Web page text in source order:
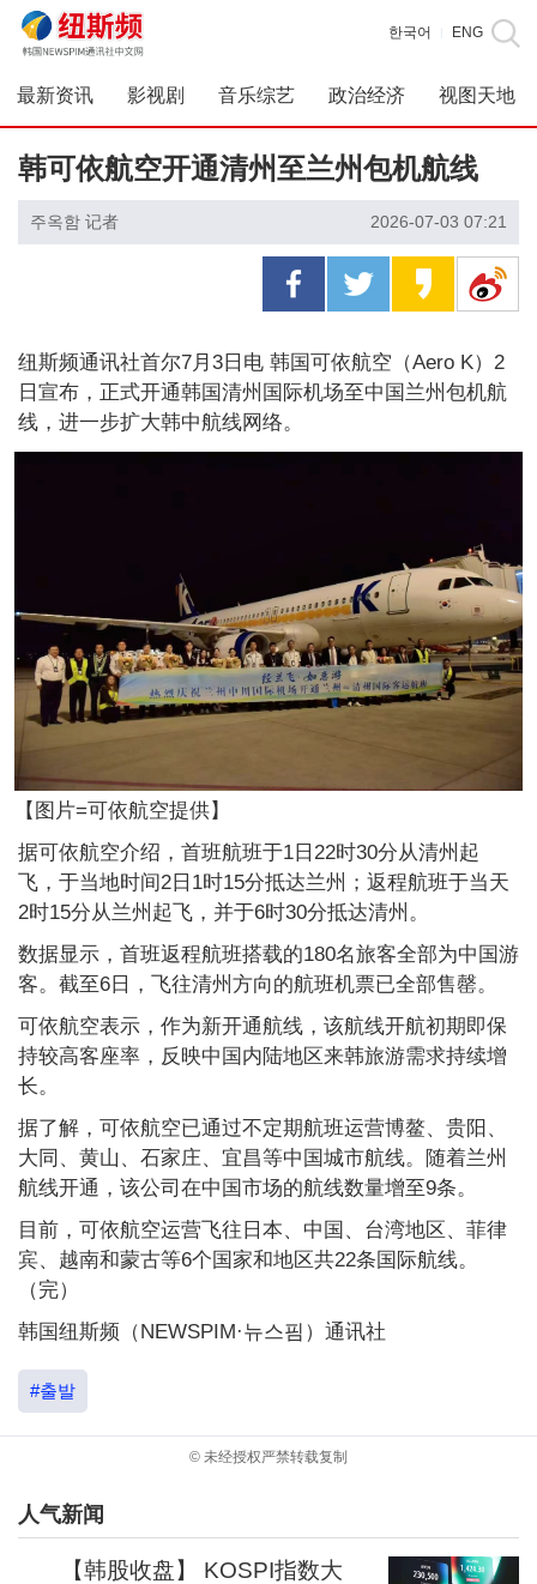
한국어 ENG
最新资讯 影视剧 音乐综艺 政治经济 视图天地
韩可依航空开通清州至兰州包机航线
주옥함 记者 2026-07-03 07:21
纽斯频通讯社首尔7月3日电 韩国可依航空（Aero K）2
日宣布，正式开通韩国清州国际机场至中国兰州包机航
线，进一步扩大韩中航线网络。
【图片=可依航空提供】
据可依航空介绍，首班航班于1日22时30分从清州起
飞，于当地时间2日1时15分抵达兰州；返程航班于当天
2时15分从兰州起飞，并于6时30分抵达清州。
数据显示，首班返程航班搭载的180名旅客全部为中国游
客。截至6日，飞往清州方向的航班机票已全部售罄。
可依航空表示，作为新开通航线，该航线开航初期即保
持较高客座率，反映中国内陆地区来韩旅游需求持续增
长。
据了解，可依航空已通过不定期航班运营博鳌、贵阳、
大同、黄山、石家庄、宜昌等中国城市航线。随着兰州
航线开通，该公司在中国市场的航线数量增至9条。
目前，可依航空运营飞往日本、中国、台湾地区、菲律
宾、越南和蒙古等6个国家和地区共22条国际航线。
（完）
韩国纽斯频（NEWSPIM·뉴스핌）通讯社
#출발
© 未经授权严禁转载复制
人气新闻
【韩股收盘】 KOSPI指数大